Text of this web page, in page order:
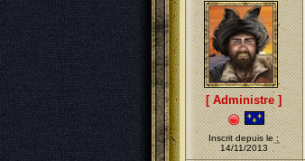
[ Administre ]
Inscrit depuis le :
14/11/2013